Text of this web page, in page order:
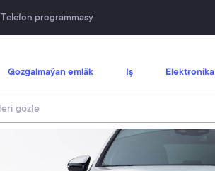
Telefon programmasy
Gozgalmaýan emläk Iş Elektronika